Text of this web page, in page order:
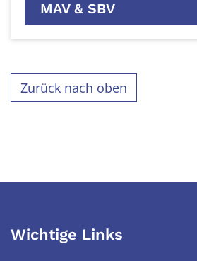
MAV & SBV
Zurück nach oben
Wichtige Links